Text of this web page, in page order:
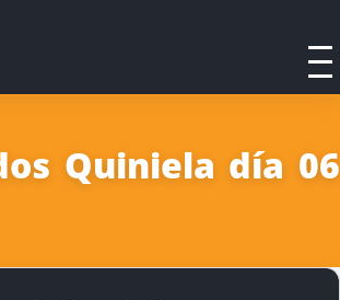
Quiniela día 06